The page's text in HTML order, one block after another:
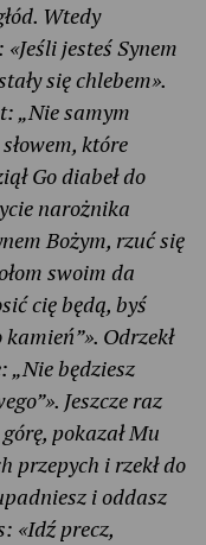
Wtedy
jesteś Synem
się chlebem».
„Nie samym
które
Go diabeł do
narożnika
Bożym, rzuć się
swoim da
cię będą, byś
Odrzekł
„Nie będziesz
Jeszcze raz
pokazał Mu
przepych i rzekł do
i oddasz
«Idź precz,